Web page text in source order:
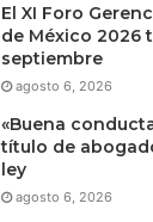
El XI Foro
de México 2026
septiembre
agosto 6, 2026
«Buena
título de
ley
agosto 6, 2026